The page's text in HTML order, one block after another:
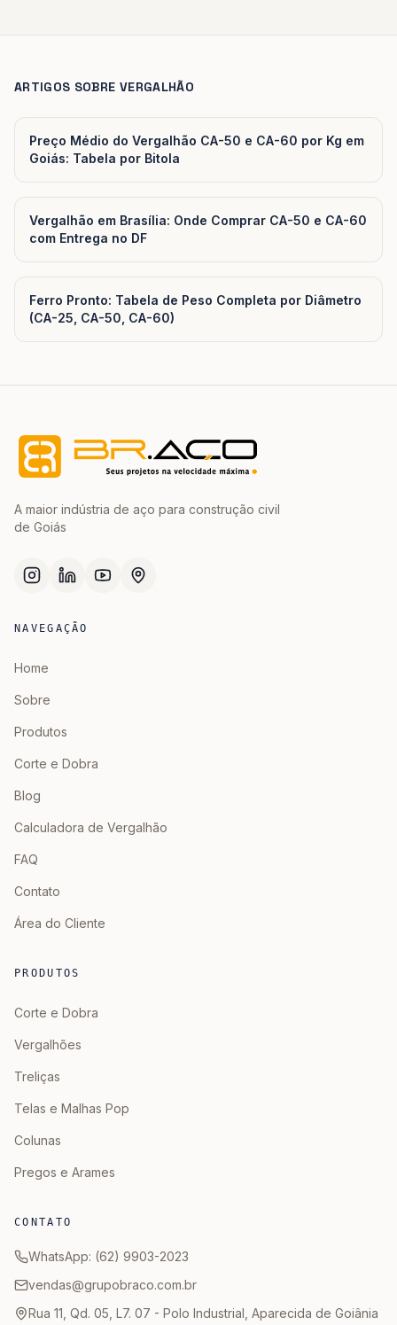
ARTIGOS SOBRE VERGALHÃO
Preço Médio do Vergalhão CA-50 e CA-60 por Kg em
Goiás: Tabela por Bitola
Vergalhão em Brasília: Onde Comprar CA-50 e CA-60
com Entrega no DF
Ferro Pronto: Tabela de Peso Completa por Diâmetro
(CA-25, CA-50, CA-60)
A maior indústria de aço para construção civil
de Goiás
NAVEGAÇÃO
Home
Sobre
Produtos
Corte e Dobra
Blog
Calculadora de Vergalhão
FAQ
Contato
Área do Cliente
PRODUTOS
Corte e Dobra
Vergalhões
Treliças
Telas e Malhas Pop
Colunas
Pregos e Arames
CONTATO
WhatsApp: (62) 9903-2023
vendas@grupobraco.com.br
Rua 11, Qd. 05, L7. 07 - Polo Industrial, Aparecida de Goiânia